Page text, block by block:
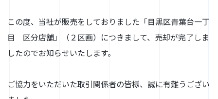
この度、当社が販売をしておりました「目黒区青葉台一丁
目 区分店舗」（２区画）につきまして、売却が完了しま
したのでお知らせいたします。
ご協力をいただいた取引関係者の皆様、誠に有難うござい